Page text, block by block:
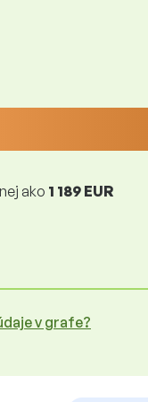
ako 1 189 EUR
v grafe?